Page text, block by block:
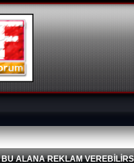
BU ALANA REKLAM